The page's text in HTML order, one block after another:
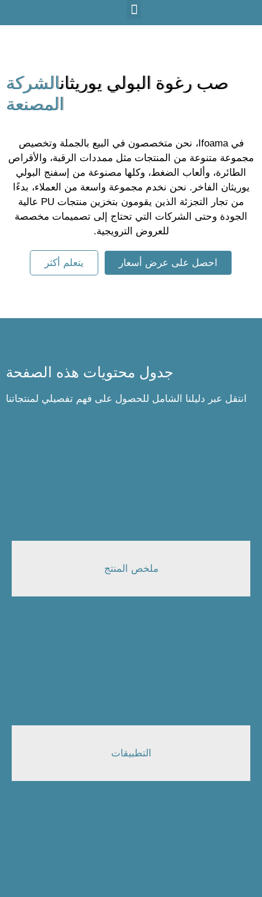
صب رغوة البولي يوريثانالشركة
المصنعة
في Ifoama، نحن متخصصون في البيع بالجملة وتخصيص
متنوعة من المنتجات مثل ممددات الرقبة، والأقراص
الطائرة، وألعاب الضغط، وكلها مصنوعة من إسفنج البولي
يوريثان الفاخر. نحن نخدم مجموعة واسعة من العملاء، بدءًا
من تجار التجزئة الذين يقومون بتخزين منتجات PU عالية
الجودة وحتى الشركات التي تحتاج إلى تصميمات مخصصة
للعروض الترويجية.
احصل على عرض أسعار يتعلم أكثر
جدول محتويات هذه الصفحة
انتقل عبر دليلنا الشامل للحصول على فهم تفصيلي لمنتجاتنا
ملخص المنتج
التطبيقات